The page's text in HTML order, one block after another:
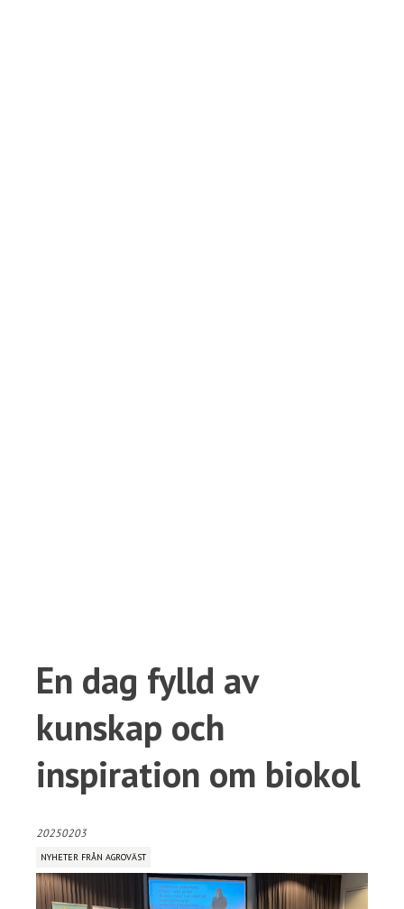
En dag fylld av
kunskap och
inspiration om biokol
20250203
NYHETER FRÅN AGROVÄST